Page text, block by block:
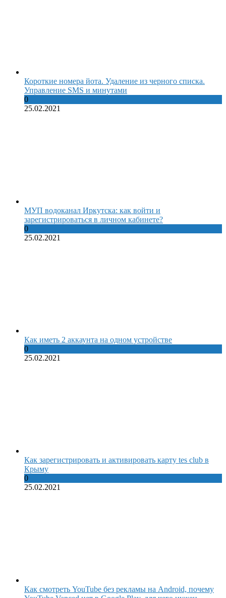
Короткие номера йота. Удаление из черного списка.
Управление SMS и минутами
0
25.02.2021
МУП водоканал Иркутска: как войти и
зарегистрироваться в личном кабинете?
0
25.02.2021
Как иметь 2 аккаунта на одном устройстве
0
25.02.2021
Как зарегистрировать и активировать карту tes club в
Крыму
0
25.02.2021
Как смотреть YouTube без рекламы на Android, почему